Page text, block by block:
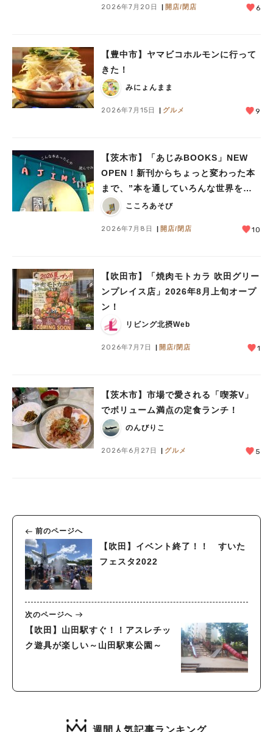
2026年7月20日 開店/閉店 6
【豊中市】ヤマビコホルモンに行って
きた！
みにょんまま
2026年7月15日 グルメ 9
【茨木市】「あじみBOOKS」NEW
OPEN！新刊からちょっと変わった本
まで、”本を通していろんな世界をあ
じみする” 本屋さん
こころあそび
2026年7月8日 開店/閉店 10
【吹田市】「焼肉モトカラ 吹田グリー
ンプレイス店」2026年8月上旬オープ
ン！
リビング北摂Web
2026年7月7日 開店/閉店 1
【茨木市】市場で愛される「喫茶V」
でボリューム満点の定食ランチ！
のんびりこ
2026年6月27日 グルメ 5
前のページへ
【吹田】イベント終了！！ すいた
フェスタ2022
次のページへ
【吹田】山田駅すぐ！！アスレチッ
ク遊具が楽しい～山田駅東公園～
週間人気記事ランキング
人気のキーワード
#あなたはどっち？